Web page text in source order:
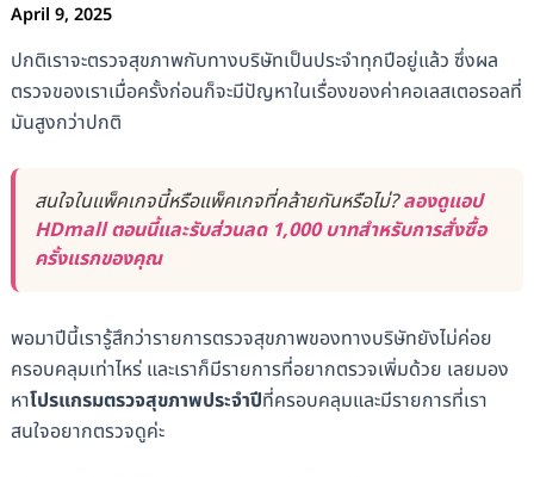
April 9, 2025
ปกติเราจะตรวจสุขภาพกับทางบริษัทเป็นประจำทุกปีอยู่แล้ว ซึ่งผล
ตรวจของเราเมื่อครั้งก่อนก็จะมีปัญหาในเรื่องของค่าคอเลสเตอรอลที่
มันสูงกว่าปกติ
สนใจในแพ็คเกจนี้หรือแพ็คเกจที่คล้ายกันหรือไม่?ลองดูแอป
HDmall ตอนนี้และรับส่วนลด 1,000 บาทสำหรับการสั่งซื้อ
ครั้งแรกของคุณ
พอมาปีนี้เรารู้สึกว่ารายการตรวจสุขภาพของทางบริษัทยังไม่ค่อย
ครอบคลุมเท่าไหร่ และเราก็มีรายการที่อยากตรวจเพิ่มด้วย เลยมอง
หาโปรแกรมตรวจสุขภาพประจำปีที่ครอบคลุมและมีรายการที่เรา
สนใจอยากตรวจดูค่ะ